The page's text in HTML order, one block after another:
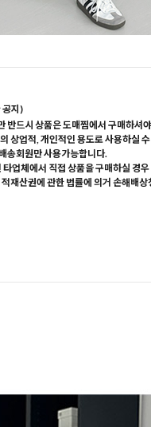
공지)
반드시 상품은 도매찜에서 구매하셔
상업적, 개인적인 용도로 사용하실
송회원만 사용가능합니다.
업체에서 직접 상품을 구매하실 경
재산권에 관한 법률에 의거 손해배